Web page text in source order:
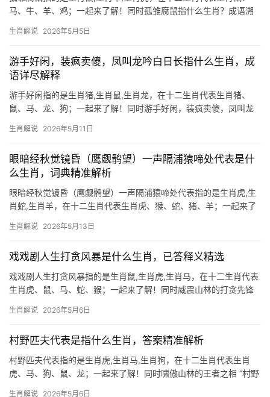
马、牛、羊、鸡；一起来了解！同时孤雏腐鼠指什么生肖？成语溯
厌弃之物，若对应生肖，生肖鼠首当其冲——鼠性本弱，独居腐
生肖解说 2026年5月5日
游手好闲，装疯卖傻，凤叫龙吟白日长指什么生肖，成
语详尽解释
游手好闲指的是生肖猪,生肖鼠,生肖龙，在十二生肖代表生肖猪、
鼠、马、龙、狗；一起来了解！同时游手好闲，装疯卖傻，凤叫龙
似懒散、实则大智若愚之人，而“凤叫龙吟白日长”则暗藏尊贵与机
生肖解说 2026年5月11日
眼暗经秋觉镜昏（鹰觑鹘望）一声隔浦猿啼处代表是什
么生肖，词典精准解析
眼暗经秋觉镜昏（鹰觑鹘望）一声隔浦猿啼处代表指的是生肖虎,生
肖蛇,生肖羊，在十二生肖代表生肖虎、猴、蛇、猪、羊；一起来了
虎命宫逢“驿马”与“白虎”双星交汇，事业运势如猛虎下山却踩入荆
生肖解说 2026年5月13日
戏戏剧人生打贪风暴是什么生肖，已答释义精选
戏戏剧人生打贪风暴指的是生肖鼠,生肖虎,生肖马，在十二生肖代表
生肖虎、鼠、马、蛇、猴；一起来了解！同时威震山林的打贪先锋
执法者，民间素有“虎啸风生”之说，暗喻正义之声震慑宵小，2024
生肖解说 2026年5月6日
村野匹夫代表是指什么生肖，答案精准解析
村野匹夫代表指的是生肖虎,生肖马,生肖狗，在十二生肖代表生肖
虎、马、狗、鼠、龙；一起来了解！同时啸傲山林的王者之相 “村野
生肖解说 2026年5月6日